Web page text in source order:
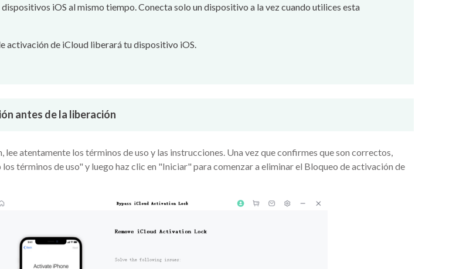
iOS al mismo tiempo. Conecta solo un dispositivo a la vez cuando utilices esta
activación de iCloud liberará tu dispositivo iOS.
antes de la liberación
lee atentamente los términos de uso y las instrucciones. Una vez que confirmes que son correctos,
términos de uso" y luego haz clic en "Iniciar" para comenzar a eliminar el Bloqueo de activación de